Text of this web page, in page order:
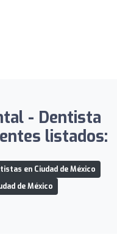
- Dentista
listados:
en Ciudad de México
de México